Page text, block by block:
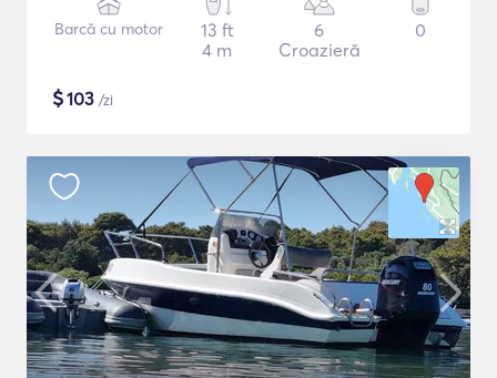
Barcă cu motor
13 ft
4 m
6
Croazieră
0
$103 /zi